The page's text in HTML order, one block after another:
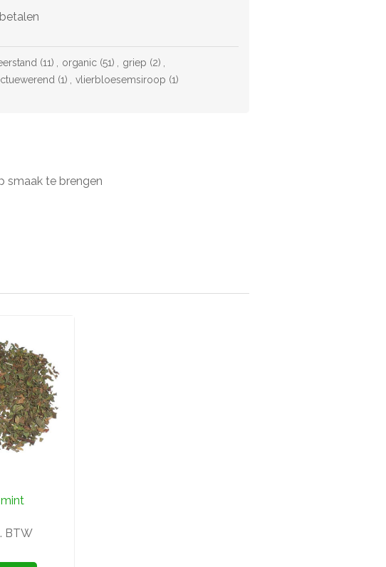
(11) , organic (51) , griep (2) ,
(1) , vlierbloesemsiroop (1)
smaak te brengen
BTW